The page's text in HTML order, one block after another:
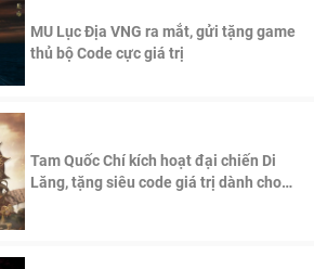
MU Lục Địa VNG ra mắt, gửi tặng game
thủ bộ Code cực giá trị
Tam Quốc Chí kích hoạt đại chiến Di
Lăng, tặng siêu code giá trị dành cho